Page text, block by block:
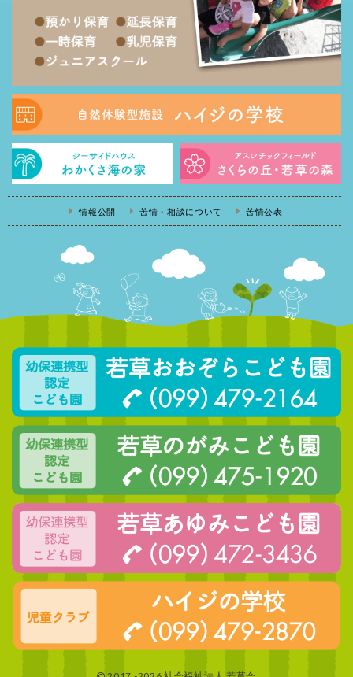
情報公開 苦情・相談について 苦情公表